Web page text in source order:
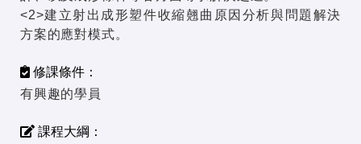
<2>建立射出成形塑件收縮翹曲原因分析與問題解決
方案的應對模式。
修課條件：
有興趣的學員
課程大綱：